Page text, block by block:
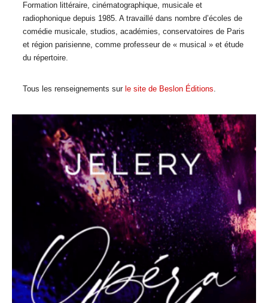
Formation littéraire, cinématographique, musicale et
radiophonique depuis 1985. A travaillé dans nombre d’écoles de
comédie musicale, studios, académies, conservatoires de Paris
et région parisienne, comme professeur de « musical » et étude
du répertoire.
Tous les renseignements sur le site de Beslon Éditions.